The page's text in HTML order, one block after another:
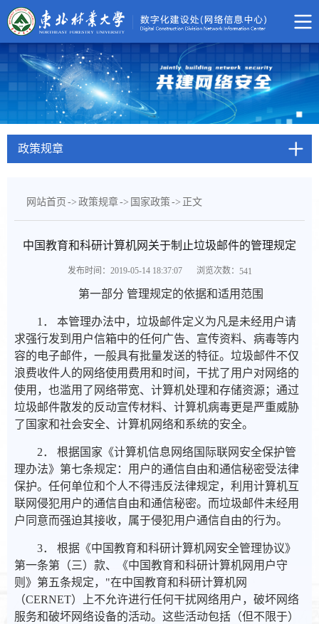
政策规章
网站首页 -> 政策规章-> 国家政策 -> 正文
中国教育和科研计算机网关于制止垃圾邮件的管理规定
发布时间：2019-05-14 18:37:07 浏览次数： 541
第一部分 管理规定的依据和适用范围
1． 本管理办法中，垃圾邮件定义为凡是未经用户请
求强行发到用户信箱中的任何广告、宣传资料、病毒等内
容的电子邮件，一般具有批量发送的特征。垃圾邮件不仅
浪费收件人的网络使用费用和时间，干扰了用户对网络的
使用，也滥用了网络带宽、计算机处理和存储资源；通过
垃圾邮件散发的反动宣传材料、计算机病毒更是严重威胁
了国家和社会安全、计算机网络和系统的安全。
2． 根据国家《计算机信息网络国际联网安全保护管
理办法》第七条规定：用户的通信自由和通信秘密受法律
保护。任何单位和个人不得违反法律规定，利用计算机互
联网侵犯用户的通信自由和通信秘密。而垃圾邮件未经用
户同意而强迫其接收，属于侵犯用户通信自由的行为。
3． 根据《中国教育和科研计算机网安全管理协议》
第一条第（三）款、《中国教育和科研计算机网用户守
则》第五条规定，"在中国教育和科研计算机网
（CERNET）上不允许进行任何干扰网络用户，破坏网络
服务和破坏网络设备的活动。这些活动包括（但不限于）